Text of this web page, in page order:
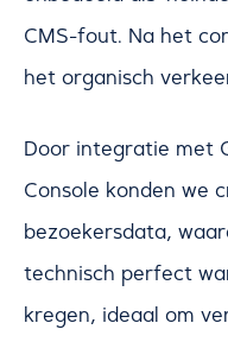
CMS-fout. Na het
het organisch
Door integratie met
Console konden we
bezoekersdata,
technisch perfect
kregen, ideaal om